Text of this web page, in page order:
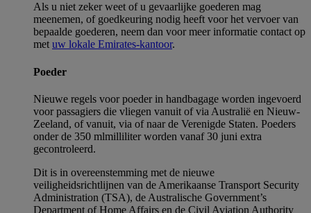
Als u niet zeker weet of u gevaarlijke goederen mag
meenemen, of goedkeuring nodig heeft voor het vervoer van
bepaalde goederen, neem dan voor meer informatie contact op
metuw lokale Emirates-kantoor.
Poeder
Nieuwe regels voor poeder in handbagage worden ingevoerd
voor passagiers die vliegen vanuit of via Australië en Nieuw-
Zeeland, of vanuit, via of naar de Verenigde Staten. Poeders
onder de 350 mlmilliliterworden vanaf 30 juni extra
gecontroleerd.
Dit is in overeenstemming met de nieuwe
veiligheidsrichtlijnen van de Amerikaanse Transport Security
Administration (TSA), de Australische Government’s
Department of Home Affairs en de Civil Aviation Authority